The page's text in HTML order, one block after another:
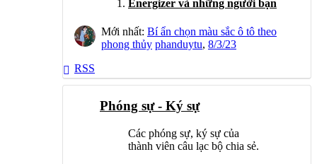
Energizer và những người bạn
Mới nhất: Bí ẩn chọn màu sắc ô tô theo
phong thủy phanduytu, 8/3/23
RSS
Phóng sự - Ký sự
Các phóng sự, ký sự của
thành viên câu lạc bộ chia sẻ.